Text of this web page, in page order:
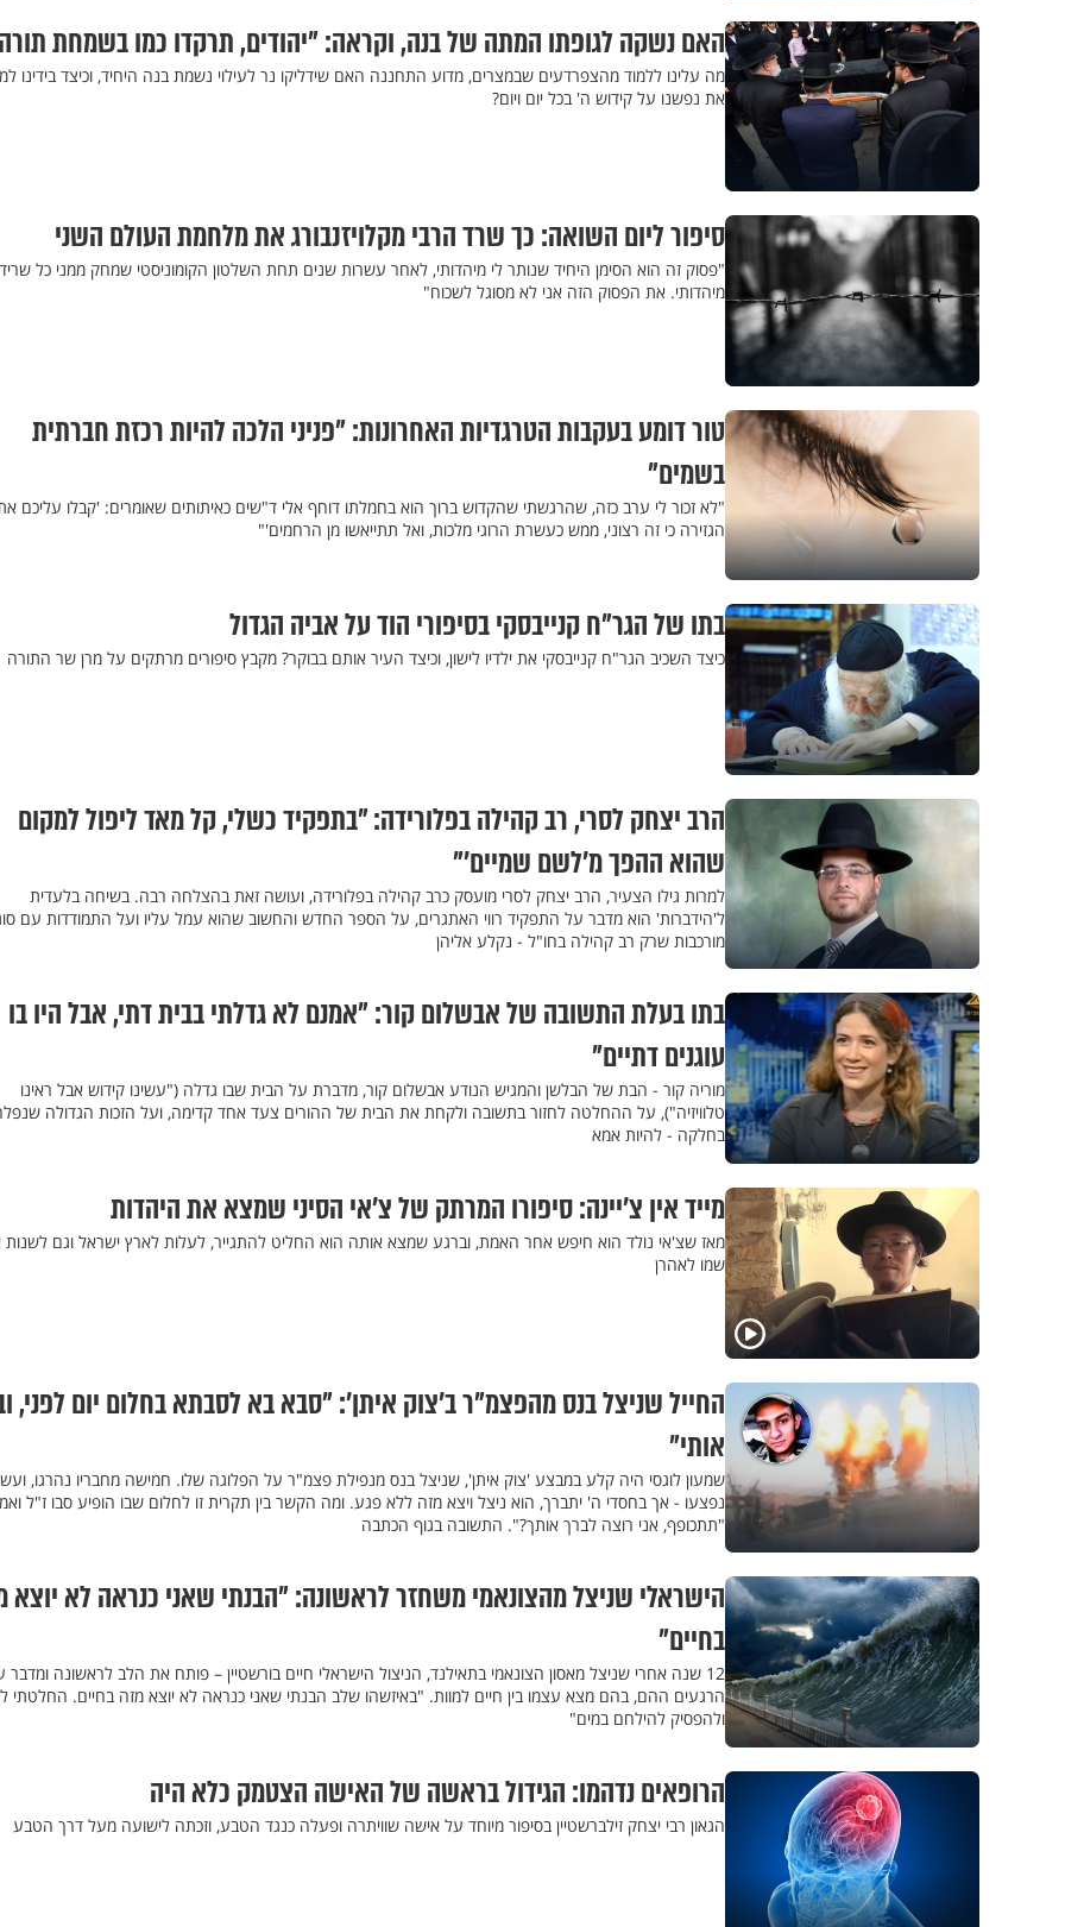
האם נשקה לגופתו המתה של בנה, וקראה: "יהודים, תרקדו כמו בשמחת
מה עלינו ללמוד מהצפרדעים שבמצרים, מדוע התחננה האם שידליקו נר לעילוי נשמת בנה היחיד, וכיצד בידינו
את נפשנו על קידוש ה' בכל יום ויום?
סיפור ליום השואה: כך שרד הרבי מקלויזנבורג את מלחמת העולם השני
"פסוק זה הוא הסימן היחיד שנותר לי מיהדותי, לאחר עשרות שנים תחת השלטון הקומוניסטי שמחק ממני כל שריד
מיהדותי. את הפסוק הזה אני לא מסוגל לשכוח"
טור דומע בעקבות הטרגדיות האחרונות: "פניני הלכה להיות רכזת חברתית
בשמים"
"לא זכור לי ערב כזה, שהרגשתי שהקדוש ברוך הוא בחמלתו דוחף אלי ד"שים כאיתותים שאומרים: 'קבלו עליכם
הגזירה כי זה רצוני, ממש כעשרת הרוגי מלכות, ואל תתייאשו מן הרחמים'"
בתו של הגר"ח קנייבסקי בסיפורי הוד על אביה הגדול
כיצד השכיב הגר"ח קנייבסקי את ילדיו לישון, וכיצד העיר אותם בבוקר? מקבץ סיפורים מרתקים על מרן שר התורה
הרב יצחק לסרי, רב קהילה בפלורידה: "בתפקיד כשלי, קל מאד ליפול למקום
שהוא ההפך מ'לשם שמיים'"
למרות גילו הצעיר, הרב יצחק לסרי מועסק כרב קהילה בפלורידה, ועושה זאת בהצלחה רבה. בשיחה בלעדית
ל'הידברות' הוא מדבר על התפקיד רווי האתגרים, על הספר החדש והחשוב שהוא עמל עליו ועל התמודדות עם
מורכבות שרק רב קהילה בחו"ל - נקלע אליהן
בתו בעלת התשובה של אבשלום קור: "אמנם לא גדלתי בבית דתי, אבל היו בו
עוגנים דתיים"
מוריה קור - הבת של הבלשן והמגיש הנודע אבשלום קור, מדברת על הבית שבו גדלה ("עשינו קידוש אבל ראינו
טלוויזיה"), על ההחלטה לחזור בתשובה ולקחת את הבית של ההורים צעד אחד קדימה, ועל הזכות הגדולה
בחלקה - להיות אמא
מייד אין צ’יינה: סיפורו המרתק של צ’אי הסיני שמצא את היהדות
מאז שצ'אי נולד הוא חיפש אחר האמת, וברגע שמצא אותה הוא החליט להתגייר, לעלות לארץ ישראל וגם
שמו לאהרן
החייל שניצל בנס מהפצמ"ר ב’צוק איתן’: "סבא בא לסבתא בחלום יום לפני,
אותי"
שמעון לוגסי היה קלע במבצע 'צוק איתן', שניצל בנס מנפילת פצמ"ר על הפלוגה שלו. חמישה מחבריו נהרגו,
נפצעו - אך בחסדי ה' יתברך, הוא ניצל ויצא מזה ללא פגע. ומה הקשר בין תקרית זו לחלום שבו הופיע סבו ז"ל
"תתכופף, אני רוצה לברך אותך?". התשובה בגוף הכתבה
הישראלי שניצל מהצונאמי משחזר לראשונה: "הבנתי שאני כנראה לא יוצא
בחיים"
12 שנה אחרי שניצל מאסון הצונאמי בתאילנד, הניצול הישראלי חיים בורשטיין – פותח את הלב לראשונה ומדבר
הרגעים ההם, בהם מצא עצמו בין חיים למוות. "באיזשהו שלב הבנתי שאני כנראה לא יוצא מזה בחיים. החלטתי
ולהפסיק להילחם במים"
הרופאים נדהמו: הגידול בראשה של האישה הצטמק כלא היה
הגאון רבי יצחק זילברשטיין בסיפור מיוחד על אישה שוויתרה ופעלה כנגד הטבע, וזכתה לישועה מעל דרך הטבע